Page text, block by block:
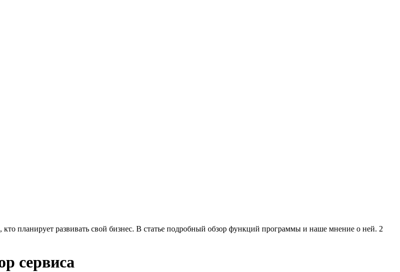
планирует развивать свой бизнес. В статье подробный обзор функций программы и наше мнение о ней. 2
сервиса